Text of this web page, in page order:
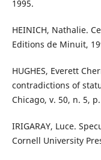
1995.
HEINICH, Nathalie.
Editions de Minuit,
HUGHES, Everett
contradictions of
Chicago, v. 50, n. 5,
IRIGARAY, Luce.
Cornell University